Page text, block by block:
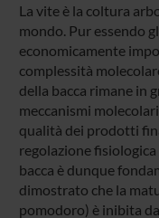
La vite è la coltura
mondo. Pur essendo
economicamente
complessità
della bacca rimane in
meccanismi
qualità dei prodotti
regolazione
bacca è dunque
dimostrato che la
pomodoro) è inibita